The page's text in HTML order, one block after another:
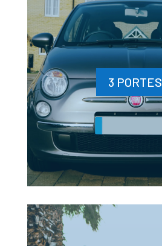
3 PORTES